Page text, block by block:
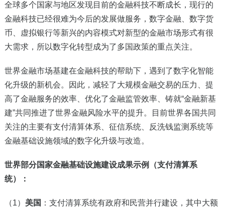
全球多个国家与地区发现目前的金融科技不断成长，现行的
金融科技已经很难为今后的发展做服务，数字金融、数字货
币、虚拟银行等新兴的内容模式对新型的金融市场形式有很
大需求，所以数字化转型成为了多国政策的重点关注。
世界金融市场基建在金融科技的帮助下，遇到了数字化智能
化升级的新机会。因此，减轻了大规模金融交易的压力、提
高了金融服务的效率、优化了金融监管效率、铸就“金融新基
建”共同推进了世界金融风险水平的提升。目前世界各国共同
关注的主要有支付清算体系、征信系统、反洗钱监测系统等
金融基础设施领域的数字化升级与改造。
世界部分国家金融基础设施建设成果示例（支付清算系
统）：
（1） 美国 ：支付清算系统有政府和民营并行建设，其中大额